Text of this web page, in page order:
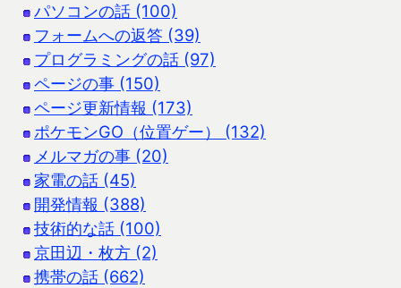
パソコンの話 (100)
フォームへの返答 (39)
プログラミングの話 (97)
ページの事 (150)
ページ更新情報 (173)
ポケモンGO（位置ゲー） (132)
メルマガの事 (20)
家電の話 (45)
開発情報 (388)
技術的な話 (100)
京田辺・枚方 (2)
携帯の話 (662)